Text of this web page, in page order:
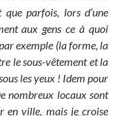
parfois, lors d’une
aux gens ce à quoi
exemple (la forme, la
le sous-vêtement et la
les yeux ! Idem pour
nombreux locaux sont
en ville, mais je croise